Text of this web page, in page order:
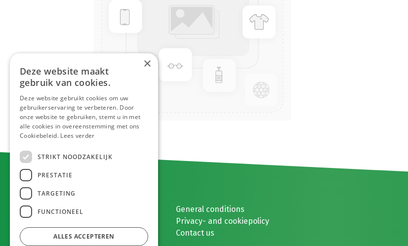
E. MEEUWISSEN BV
Gaston Eyskenslaan 2
3900 Pelt, België
General conditions
Privacy- and cookiepolicy
Contact us
×
Deze website maakt
gebruik van cookies.
Deze website gebruikt cookies om uw
gebruikerservaring te verbeteren. Door
onze website te gebruiken, stemt u in met
alle cookies in overeenstemming met ons
Cookiebeleid. Lees verder
STRIKT NOODZAKELIJK
PRESTATIE
TARGETING
FUNCTIONEEL
ALLES ACCEPTEREN